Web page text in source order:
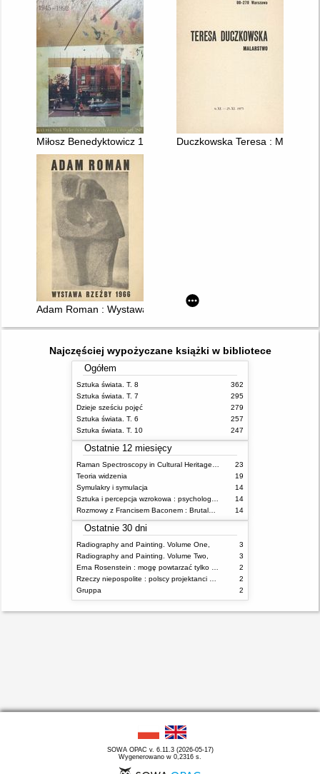
Miłosz Benedyktowicz 1945 - 1992Duczkowska Teresa :
Adam Roman : Wystawa rzeźby 1966
Najczęściej wypożyczane książki w bibliotece
Ogółem
Sztuka świata. T. 8
362
Sztuka świata. T. 7
295
Dzieje sześciu pojęć
279
Sztuka świata. T. 6
257
Sztuka świata. T. 10
247
Ostatnie 12 miesięcy
23
Teoria widzenia
19
Symulakry i symulacja
14
14
14
Ostatnie 30 dni
Radiography and Painting. Volume One,
3
Radiography and Painting. Volume Two,
3
2
2
Gruppa
2
SOWA OPAC v. 6.11.3 (2026-05-17)
Wygenerowano w 0,2316 s.